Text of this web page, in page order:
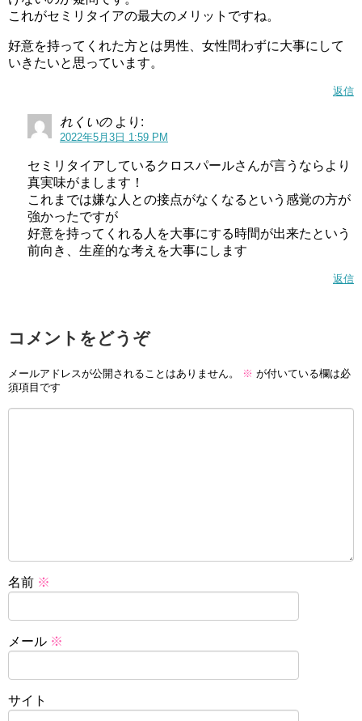
これがセミリタイアの最大のメリットですね。
好意を持ってくれた方とは男性、女性問わずに大事にして
いきたいと思っています。
返信
れくいの より:
2022年5月3日 1:59 PM
セミリタイアしているクロスパールさんが言うならより
真実味がまします！
これまでは嫌な人との接点がなくなるという感覚の方が
強かったですが
好意を持ってくれる人を大事にする時間が出来たという
前向き、生産的な考えを大事にします
返信
コメントをどうぞ
メールアドレスが公開されることはありません。 ※ が付いている欄は必
須項目です
名前 ※
メール ※
サイト